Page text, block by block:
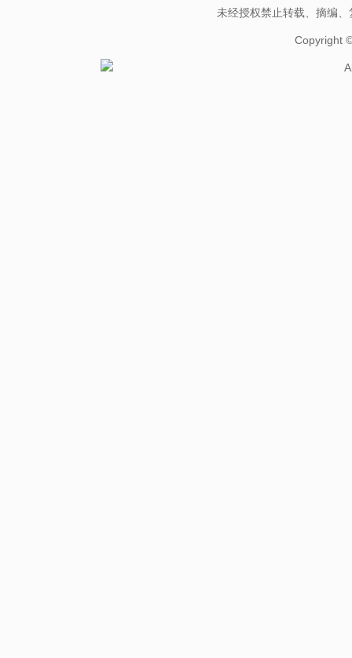
未经授权禁止转载、摘编
Copyright